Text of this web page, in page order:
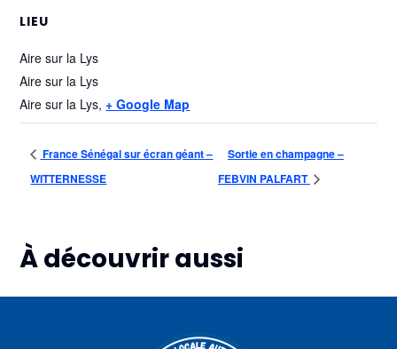
LIEU
Aire sur la Lys
Aire sur la Lys
Aire sur la Lys, + Google Map
France Sénégal sur écran géant –
WITTERNESSE
Sortie en champagne –
FEBVIN PALFART
À découvrir aussi
Plus d'informationsPlus d'informationsPlus d'informations